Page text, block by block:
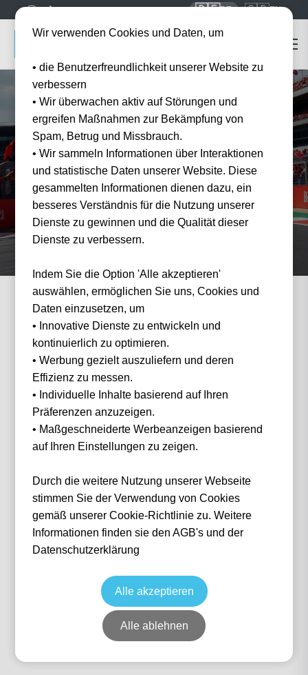
🇩🇪DE 🇬🇧EN
Startseite Formel 1 Tickets
Grand Prix ImolaTickets 2027/2028
Tickwell.
0 Events gefunden
Nichts gefunden...
Wie funktioniertes?
1
Suche nach deinem Event
Wähle das Event deiner Träume aus — von Fußball über Formel 1 bis Konzerte.
2
Wir verwenden Cookies und Daten, um
• die Benutzerfreundlichkeit unserer Website zu
verbessern
• Wir überwachen aktiv auf Störungen und
ergreifen Maßnahmen zur Bekämpfung von
Spam, Betrug und Missbrauch.
• Wir sammeln Informationen über Interaktionen
und statistische Daten unserer Website. Diese
gesammelten Informationen dienen dazu, ein
besseres Verständnis für die Nutzung unserer
Dienste zu gewinnen und die Qualität dieser
Dienste zu verbessern.
Indem Sie die Option 'Alle akzeptieren'
auswählen, ermöglichen Sie uns, Cookies und
Daten einzusetzen, um
• Innovative Dienste zu entwickeln und
kontinuierlich zu optimieren.
• Werbung gezielt auszuliefern und deren
Effizienz zu messen.
• Individuelle Inhalte basierend auf Ihren
Präferenzen anzuzeigen.
• Maßgeschneiderte Werbeanzeigen basierend
auf Ihren Einstellungen zu zeigen.
Durch die weitere Nutzung unserer Webseite
stimmen Sie der Verwendung von Cookies
gemäß unserer Cookie-Richtlinie zu. Weitere
Informationen finden sie den AGB's und der
Datenschutzerklärung
Alle akzeptieren
Alle ablehnen